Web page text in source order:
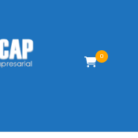
0